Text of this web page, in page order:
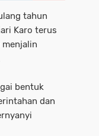
tahun
Karo terus
bentuk
dan